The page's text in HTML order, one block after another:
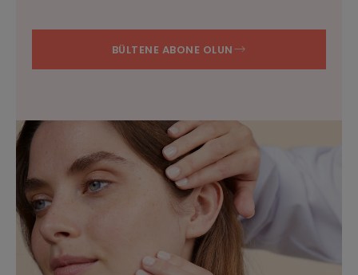
BÜLTENE ABONE OLUN